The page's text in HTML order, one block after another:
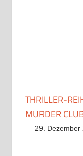
THRILLER-
MURDER
29. Dezember